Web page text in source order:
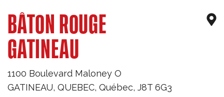
BÂTON ROUGE
GATINEAU
1100 Boulevard Maloney O
GATINEAU, QUEBEC, Québec, J8T 6G3